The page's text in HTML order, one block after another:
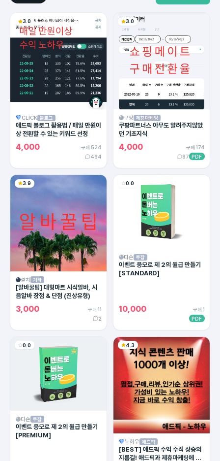
3.0
CLICK 블로그
애드픽 블로그 활용법 / 매일 만원이
상 전환할 수 있는 키워드 선정
4,000
구매 524
464
3.0
쿠팡 제휴마케팅
쿠팡파트너스 아무도 알려주지않았
던 기초지식
4,000
구매 174
97 PDF
3.9
설치 기타
[알바꿀팁] 대형마트 시식알바, 시
음알바 장점 & 단점 (진상유형)
3,000
구매 11
2
0.0
디슨 투잡
이벤트 응모로 제 2의 월급 만들기
[STANDARD]
10,000
구매 1
PDF
0.0
디슨 투잡
이벤트 응모로 제 2의 월급 만들기
[PREMIUM]
4.3
노하우 애드픽
[BEST] 애드픽 수익 수직 상승의
지름길! 애드픽과 제휴마케팅에 유